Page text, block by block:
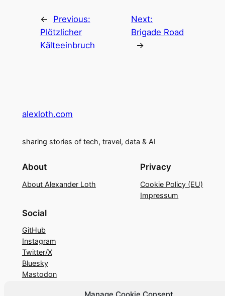
←
Previous:
Plötzlicher
Kälteeinbruch
Next:
Brigade Road
→
alexloth.com
sharing stories of tech, travel, data & AI
About
About Alexander Loth
Privacy
Cookie Policy (EU)
Impressum
Social
GitHub
Instagram
Twitter/X
Bluesky
Mastodon